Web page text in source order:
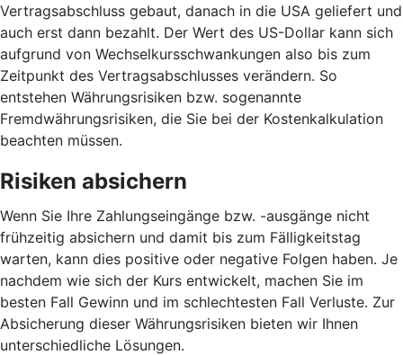
Vertragsabschluss gebaut, danach in die USA geliefert und
auch erst dann bezahlt. Der Wert des US-Dollar kann sich
aufgrund von Wechselkursschwankungen also bis zum
Zeitpunkt des Vertragsabschlusses verändern. So
entstehen Währungsrisiken bzw. sogenannte
Fremdwährungsrisiken, die Sie bei der Kostenkalkulation
beachten müssen.
Risiken absichern
Wenn Sie Ihre Zahlungseingänge bzw. -ausgänge nicht
frühzeitig absichern und damit bis zum Fälligkeitstag
warten, kann dies positive oder negative Folgen haben. Je
nachdem wie sich der Kurs entwickelt, machen Sie im
besten Fall Gewinn und im schlechtesten Fall Verluste. Zur
Absicherung dieser Währungsrisiken bieten wir Ihnen
unterschiedliche Lösungen.